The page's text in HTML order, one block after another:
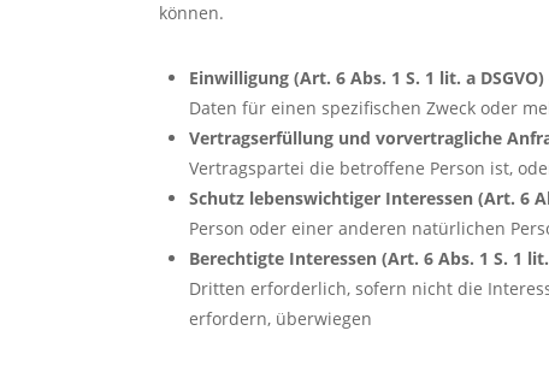
können.
Einwilligung (Art. 6 Abs. 1 S. 1 lit. a DSGVO)
Daten für einen spezifischen Zweck oder
Vertragserfüllung und vorvertragliche
Vertragspartei die betroffene Person ist,
Schutz lebenswichtiger Interessen (Art. 6
Person oder einer anderen natürlichen
Berechtigte Interessen (Art. 6 Abs. 1 S. 1 lit.
Dritten erforderlich, sofern nicht die
erfordern, überwiegen